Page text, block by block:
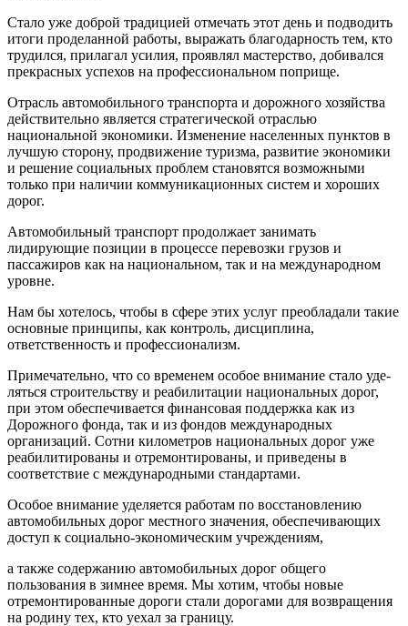
Стало уже доброй традицией отмечать этот день и подводить
итоги проделанной работы, выра­жать благодарность тем, кто
трудился, прилагал усилия, прояв­лял мастерство, добивался
прекрасных успехов на профессиональном поприще.
Отрасль автомобильного транспорта и дорожного хозяйства
действительно является страте­гической отраслью
национальной экономики. Изменение населенных пунктов в
лучшую сторону, про­движение туризма, развитие эко­номики
и решение социальных про­блем становятся возможными
только при наличии коммуникаци­онных систем и хороших
дорог.
Автомобильный транспорт про­должает занимать
лидирующие позиции в процессе перевозки грузов и
пассажиров как на национальном, так и на международном
уровне.
Нам бы хотелось, чтобы в сфере этих услуг преобладали такие
основные принципы, как контроль, дисциплина,
ответственность и профессионализм.
Примечательно, что со време­нем особое внимание стало уде­
ляться строительству и реаби­литации национальных дорог,
при этом обеспечивается финансовая поддержка как из
Дорожного фонда, так и из фондов международных
организаций. Сотни километров национальных дорог уже
реабили­тированы и отремонтированы, и приведены в
соответствие с меж­дународными стандартами.
Особое внимание уделяется рабо­там по восстановлению
автомо­бильных дорог местного значения, обеспечивающих
доступ к социально-экономическим учреждениям,
а также содержанию автомобиль­ных дорог общего
пользования в зимнее время. Мы хотим, чтобы новые
отремонтированные дороги стали дорогами для возвращения
на родину тех, кто уехал за границу.